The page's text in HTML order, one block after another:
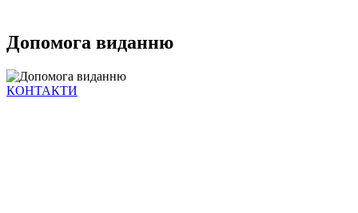
Допомога виданню
КОНТАКТИ